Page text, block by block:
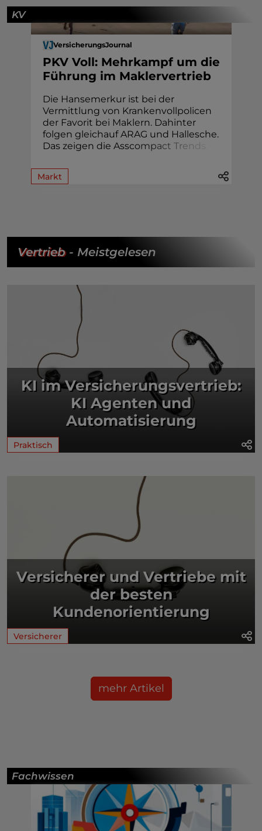
KV
VersicherungsJournal
PKV Voll: Mehrkampf um die
Führung im Maklervertrieb
Die Hansemerkur ist bei der
Vermittlung von Krankenvollpolicen
der Favorit bei Maklern. Dahinter
folgen gleichauf ARAG und Hallesche.
Das zeigen die Asscompact Trend
Markt
Vertrieb- Meistgelesen
KI im Versicherungsvertrieb:
KI Agenten und
Automatisierung
Praktisch
Versicherer und Vertriebe mit
der besten
Kundenorientierung
Versicherer
mehr Artikel
Fachwissen